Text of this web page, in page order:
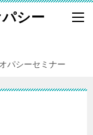
シー
パシーセミナー